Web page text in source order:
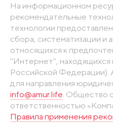
На информационном
рекомендательные
технологии
сбора, систематизации и
относящихся к
"Интернет", находящихся
Российской Федерации).
для направления
info@amur.life. Общество
ответственностью
Правила применения